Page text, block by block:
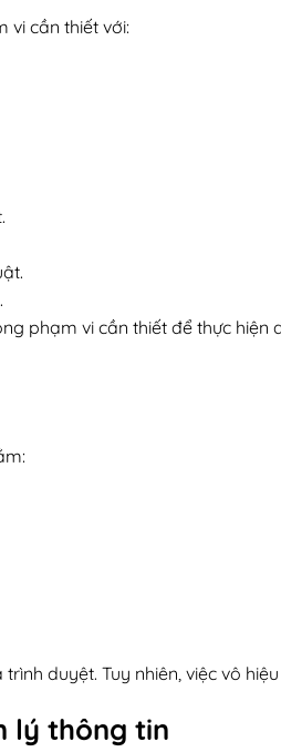
vi cần thiết với:
phạm vi cần thiết để thực
duyệt. Tuy nhiên, việc vô
lý thông tin